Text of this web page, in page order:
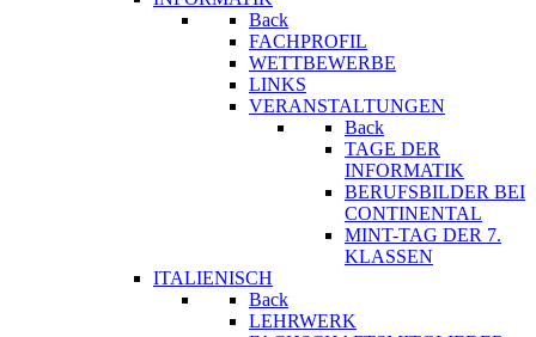
Back
FACHPROFIL
WETTBEWERBE
LINKS
VERANSTALTUNGEN
Back
TAGE DER
INFORMATIK
BERUFSBILDER BEI
CONTINENTAL
MINT-TAG DER 7.
KLASSEN
ITALIENISCH
Back
LEHRWERK